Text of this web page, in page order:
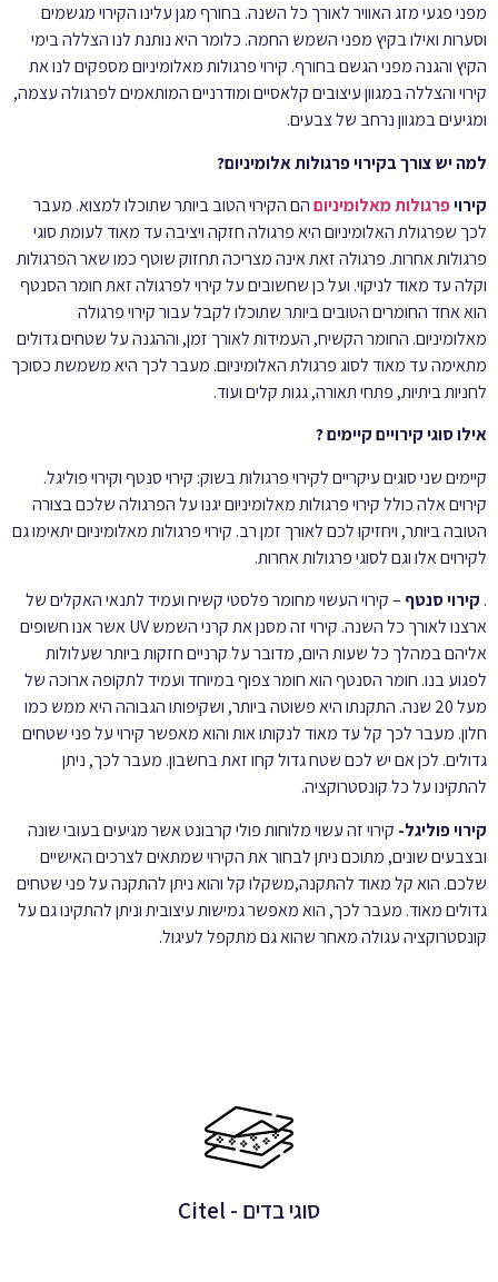
מפני פגעי מזג האוויר לאורך כל השנה. בחורף מגן עלינו הקירוי מגשמים
וסערות ואילו בקיץ מפני השמש החמה. כלומר היא נותנת לנו הצללה בימי
הקיץ והגנה מפני הגשם בחורף. קירוי פרגולות מאלומיניום מספקים לנו את
קירוי והצללה במגוון עיצובים קלאסיים ומודרניים המותאמים לפרגולה עצמה,
ומגיעים במגוון נרחב של צבעים.
למה יש צורך בקירוי פרגולות אלומיניום?
קירויפרגולות מאלומיניוםהם הקירוי הטוב ביותר שתוכלו למצוא. מעבר
לכך שפרגולת האלומיניום היא פרגולה חזקה ויציבה עד מאוד לעומת סוגי
פרגולות אחרות. פרגולה זאת אינה מצריכה תחזוק שוטף כמו שאר הפרגולות
וקלה עד מאוד לניקוי. ועל כן שחשובים על קירוי לפרגולה זאת חומר הסנטף
הוא אחד החומרים הטובים ביותר שתוכלו לקבל עבור קירוי פרגולה
מאלומיניום. החומר הקשיח, העמידות לאורך זמן, וההגנה על שטחים גדולים
מתאימה עד מאוד לסוג פרגולת האלומיניום. מעבר לכך היא משמשת כסוכך
לחניות ביתיות, פתחי תאורה, גגות קלים ועוד.
אילו סוגי קירויים קיימים ?
קיימים שני סוגים עיקריים לקירוי פרגולות בשוק: קירוי סנטף וקירוי פוליגל.
קירוים אלה כולל קירוי פרגולות מאלומיניום יגנו על הפרגולה שלכם בצורה
הטובה ביותר, ויחזיקו לכם לאורך זמן רב. קירוי פרגולות מאלומיניום יתאימו גם
לקירוים אלו וגם לסוגי פרגולות אחרות.
. קירוי סנטף – קירוי העשוי מחומר פלסטי קשיח ועמיד לתנאי האקלים של
ארצנו לאורך כל השנה. קירוי זה מסנן את קרני השמש UV אשר אנו חשופים
אליהם במהלך כל שעות היום, מדובר על קרניים חזקות ביותר שעלולות
לפגוע בנו. חומר הסנטף הוא חומר צפוף במיוחד ועמיד לתקופה ארוכה של
מעל 20 שנה. התקנתו היא פשוטה ביותר, ושקיפותו הגבוהה היא ממש כמו
חלון. מעבר לכך קל עד מאוד לנקותו אות והוא מאפשר קירוי על פני שטחים
גדולים. לכן אם יש לכם שטח גדול קחו זאת בחשבון. מעבר לכך, ניתן
להתקינו על כל קונסטרוקציה.
קירוי פוליגל- קירוי זה עשוי מלוחות פולי קרבונט אשר מגיעים בעובי שונה
ובצבעים שונים, מתוכם ניתן לבחור את הקירוי שמתאים לצרכים האישיים
שלכם. הוא קל מאוד להתקנה,משקלו קל והוא ניתן להתקנה על פני שטחים
גדולים מאוד. מעבר לכך, הוא מאפשר גמישות עיצובית וניתן להתקינו גם על
קונסטרוקציה עגולה מאחר שהוא גם מתקפל לעיגול.
סוגי בדים - Citel
סוגי בדים - Citel
הבדים מיוצרים מחוט אקריליק מצופה טפלון
לפרטים